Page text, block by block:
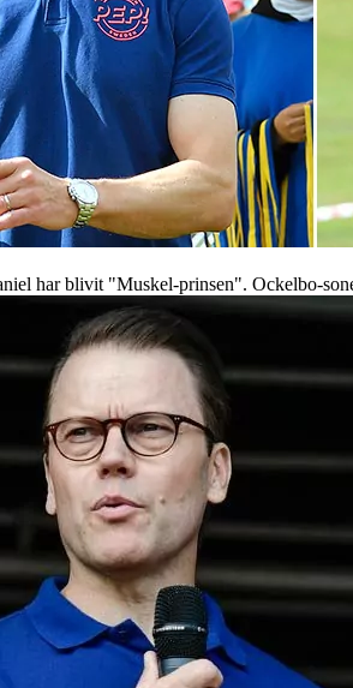
har blivit "Muskel-prinsen". Ockelbo-